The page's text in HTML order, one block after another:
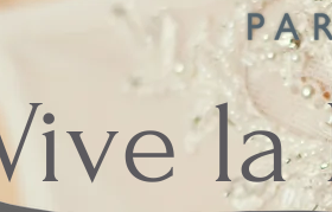
la